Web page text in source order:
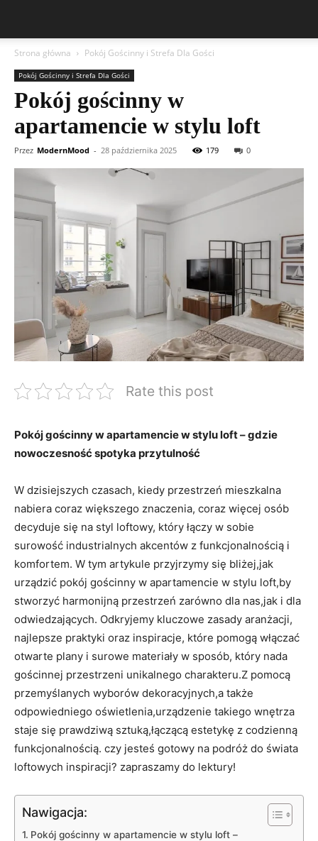
Strona główna Pokój Gościnny i Strefa Dla Gości
Pokój Gościnny i Strefa Dla Gości
Pokój gościnny w
apartamencie w stylu loft
Przez ModernMood - 28 października 2025 179 0
Rate this post
Pokój gościnny w apartamencie w stylu loft – gdzie
nowoczesność spotyka przytulność
W dzisiejszych czasach, kiedy przestrzeń mieszkalna
nabiera coraz większego znaczenia, coraz więcej osób
decyduje się na styl loftowy, który łączy w sobie
surowość industrialnych akcentów z funkcjonalnością i
komfortem. W tym artykule przyjrzymy się bliżej,jak
urządzić pokój gościnny w apartamencie w stylu loft,by
stworzyć harmonijną przestrzeń zarówno dla nas,jak i dla
odwiedzających. Odkryjemy kluczowe zasady aranżacji,
najlepsze praktyki oraz inspiracje, które pomogą włączać
otwarte plany i surowe materiały w sposób, który nada
gościnnej przestrzeni unikalnego charakteru.Z pomocą
przemyślanych wyborów dekoracyjnych,a także
odpowiedniego oświetlenia,urządzenie takiego wnętrza
staje się prawdziwą sztuką,łączącą estetykę z codzienną
funkcjonalnością. czy jesteś gotowy na podróż do świata
loftowych inspiracji? zapraszamy do lektury!
Nawigacja:
Pokój gościnny w apartamencie w stylu loft –